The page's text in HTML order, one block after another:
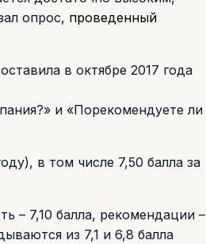
опрос, проведенный
в октябре 2017 года
и «Порекомендуете ли
в том числе 7,50 балла за
– 7,10 балла, рекомендации –
из 7,1 и 6,8 балла